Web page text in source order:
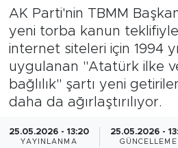
AK Parti'nin TBMM
yeni torba kanun
internet siteleri için 1994
uygulanan "Atatürk ilke
bağlılık" şartı yeni
daha da ağırlaştırılıyor.
25.05.2026 - 13:20
YAYINLANMA
25.05.2026 -
GÜNCELLEME
GÜNCEL
KARİKATÜR
BİLİM-TEKNOLOJİ
Son Dakika Haberleri
Haber Arşivi